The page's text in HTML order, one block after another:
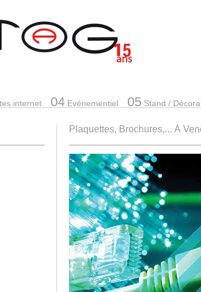
internet 04Evénementiel 05Stand /
Plaquettes, Brochures,... À